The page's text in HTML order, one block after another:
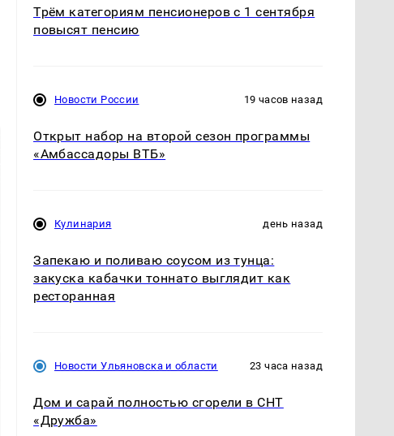
Трём категориям пенсионеров с 1 сентября
повысят пенсию
Новости России 19 часов назад
Открыт набор на второй сезон программы
«Амбассадоры ВТБ»
Кулинария день назад
Запекаю и поливаю соусом из тунца:
закуска кабачки тоннато выглядит как
ресторанная
Новости Ульяновска и области 23 часа назад
Дом и сарай полностью сгорели в СНТ
«Дружба»